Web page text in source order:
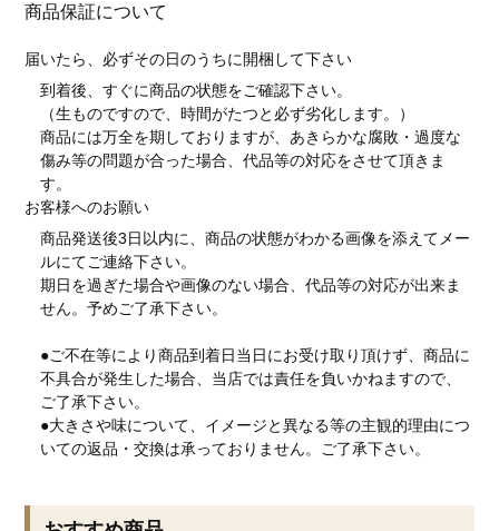
商品保証について
届いたら、必ずその日のうちに開梱して下さい
到着後、すぐに商品の状態をご確認下さい。
（生ものですので、時間がたつと必ず劣化します。）
商品には万全を期しておりますが、あきらかな腐敗・過度な
傷み等の問題が合った場合、代品等の対応をさせて頂きま
す。
お客様へのお願い
商品発送後3日以内に、商品の状態がわかる画像を添えてメー
ルにてご連絡下さい。
期日を過ぎた場合や画像のない場合、代品等の対応が出来ま
せん。予めご了承下さい。
●ご不在等により商品到着日当日にお受け取り頂けず、商品に
不具合が発生した場合、当店では責任を負いかねますので、
ご了承下さい。
●大きさや味について、イメージと異なる等の主観的理由につ
いての返品・交換は承っておりません。ご了承下さい。